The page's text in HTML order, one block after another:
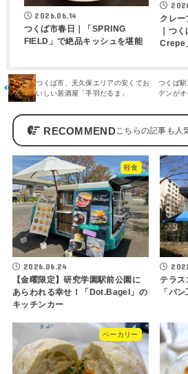
2026.06.14
つくば市春日｜「SPRING
FIELD」で絶品キッシュを堪能
クレー
｜つ
Crepe
つくば市、天久保エリアの安くてお
いしい居酒屋「手羽だるま」
つくば
デンがオ
RECOMMEND
軽食
2026.06.24
【金曜限定】研究学園駅前公園に
あらわれる幸せ！「Dot.Bagel」の
キッチンカー
テラス
「パ
ベーカリー